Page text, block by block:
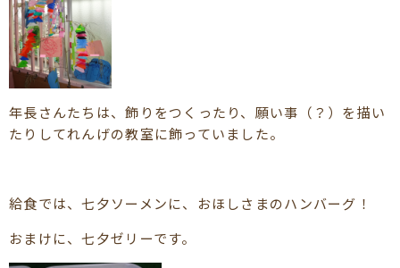
年長さんたちは、飾りをつくったり、願い事（？）を描い
たりしてれんげの教室に飾っていました。
給食では、七夕ソーメンに、おほしさまのハンバーグ！
おまけに、七夕ゼリーです。